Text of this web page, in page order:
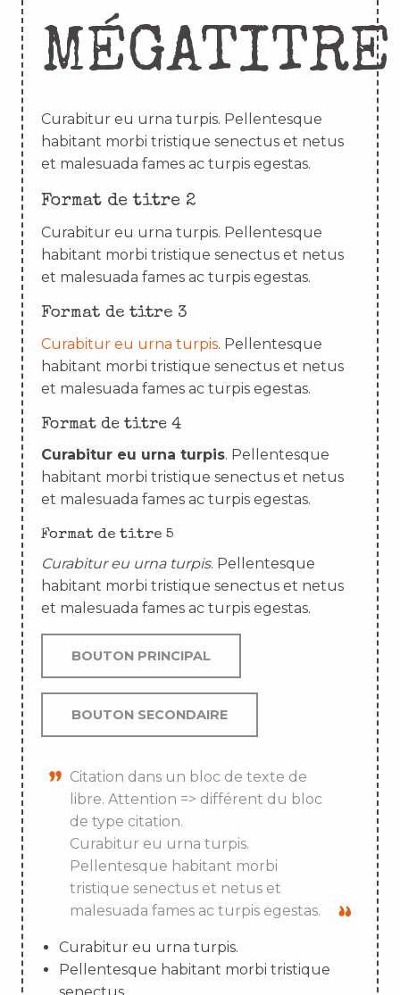
MÉGATITRE
Curabitur eu urna turpis. Pellentesque
habitant morbi tristique senectus et netus
et malesuada fames ac turpis egestas.
Format de titre 2
Curabitur eu urna turpis. Pellentesque
habitant morbi tristique senectus et netus
et malesuada fames ac turpis egestas.
Format de titre 3
Curabitur eu urna turpis. Pellentesque
habitant morbi tristique senectus et netus
et malesuada fames ac turpis egestas.
Format de titre 4
Curabitur eu urna turpis. Pellentesque
habitant morbi tristique senectus et netus
et malesuada fames ac turpis egestas.
Format de titre 5
Curabitur eu urna turpis. Pellentesque
habitant morbi tristique senectus et netus
et malesuada fames ac turpis egestas.
BOUTON PRINCIPAL
BOUTON SECONDAIRE
Citation dans un bloc de texte de
libre. Attention => différent du bloc
de type citation.
Curabitur eu urna turpis.
Pellentesque habitant morbi
tristique senectus et netus et
malesuada fames ac turpis egestas.
Curabitur eu urna turpis.
Pellentesque habitant morbi tristique